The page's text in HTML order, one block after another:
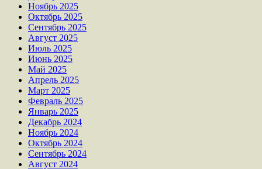
Ноябрь 2025
Октябрь 2025
Сентябрь 2025
Август 2025
Июль 2025
Июнь 2025
Май 2025
Апрель 2025
Март 2025
Февраль 2025
Январь 2025
Декабрь 2024
Ноябрь 2024
Октябрь 2024
Сентябрь 2024
Август 2024